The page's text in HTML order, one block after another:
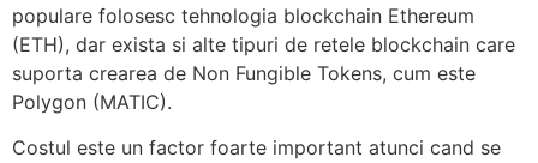
populare folosesc tehnologia blockchain Ethereum
(ETH), dar exista si alte tipuri de retele blockchain care
suporta crearea de Non Fungible Tokens, cum este
Polygon (MATIC).
Costul este un factor foarte important atunci cand se